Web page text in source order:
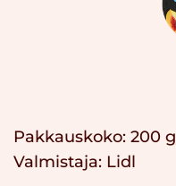
Pakkauskoko: 200 g
Valmistaja: Lidl